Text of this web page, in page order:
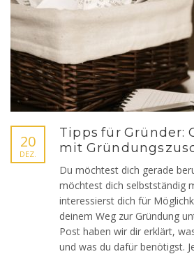
20
DEZ.
Tipps für Gründer:
mit
Du möchtest dich gerade
möchtest dich selbstständig
interessierst dich für
deinem Weg zur Gründung
Post haben wir dir erklärt,
und was du dafür benötigst.